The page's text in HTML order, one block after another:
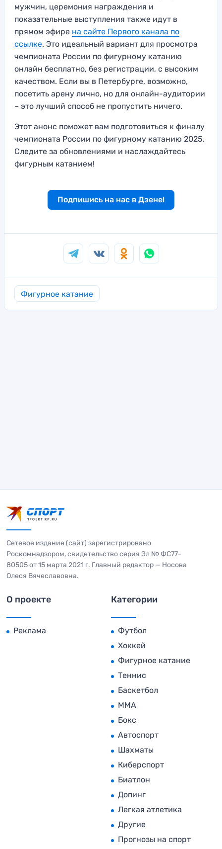
мужчин, церемония награждения и
показательные выступления также идут в
прямом эфире на сайте Первого канала по
ссылке. Это идеальный вариант для просмотра
чемпионата России по фигурному катанию
онлайн бесплатно, без регистрации, с высоким
качеством. Если вы в Петербурге, возможно,
посетить арену лично, но для онлайн-аудитории
– это лучший способ не пропустить ничего.
Этот анонс поможет вам подготовиться к финалу
чемпионата России по фигурному катанию 2025.
Следите за обновлениями и наслаждайтесь
фигурным катанием!
Подпишись на нас в Дзене!
Фигурное катание
Сетевое издание (сайт) зарегистрировано
Роскомнадзором, свидетельство серия Эл № ФС77-
80505 от 15 марта 2021 г. Главный редактор — Носова
Олеся Вячеславовна.
О проекте
Реклама
Категории
Футбол
Хоккей
Фигурное катание
Теннис
Баскетбол
MMA
Бокс
Автоспорт
Шахматы
Киберспорт
Биатлон
Допинг
Легкая атлетика
Другие
Прогнозы на спорт